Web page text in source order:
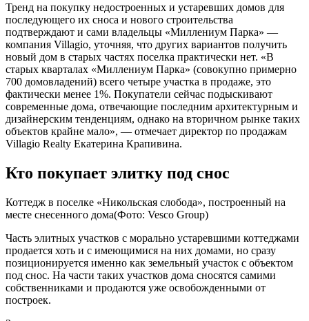
Тренд на покупку недостроенных и устаревших домов для
последующего их сноса и нового строительства
подтверждают и сами владельцы «Миллениум Парка» —
компания Villagio, уточняя, что других вариантов получить
новый дом в старых частях поселка практически нет. «В
старых кварталах «Миллениум Парка» (совокупно примерно
700 домовладений) всего четыре участка в продаже, это
фактически менее 1%. Покупатели сейчас подыскивают
современные дома, отвечающие последним архитектурным и
дизайнерским тенденциям, однако на вторичном рынке таких
объектов крайне мало», — отмечает директор по продажам
Villagio Realty Екатерина Крапивина.
Кто покупает элитку под снос
Коттедж в поселке «Никольская слобода», построенный на
месте снесенного дома(Фото: Vesco Group)
Часть элитных участков с морально устаревшими коттеджами
продается хоть и с имеющимися на них домами, но сразу
позиционируется именно как земельный участок с объектом
под снос. На части таких участков дома сносятся самими
собственниками и продаются уже освобожденными от
построек.